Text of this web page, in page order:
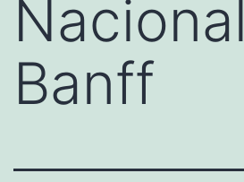
Nacional
Banff